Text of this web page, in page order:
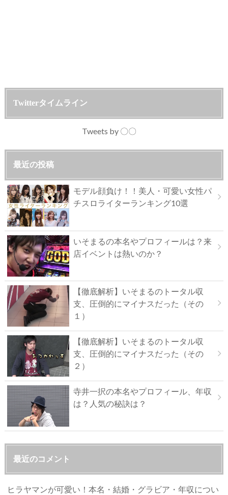
Twitterタイムライン
Tweets by 〇〇
最近の投稿
モデル顔負け！！美人・可愛い女性パ
チスロライターランキング10選
いそまるの本名やプロフィールは？来
店イベントは熱いのか？
【徹底解析】いそまるのトータル収
支、圧倒的にマイナスだった（その
１）
【徹底解析】いそまるのトータル収
支、圧倒的にマイナスだった（その
２）
寺井一択の本名やプロフィール、年収
は？人気の秘訣は？
最近のコメント
ヒラヤマンが可愛い！本名・結婚・グラビア・年収につい